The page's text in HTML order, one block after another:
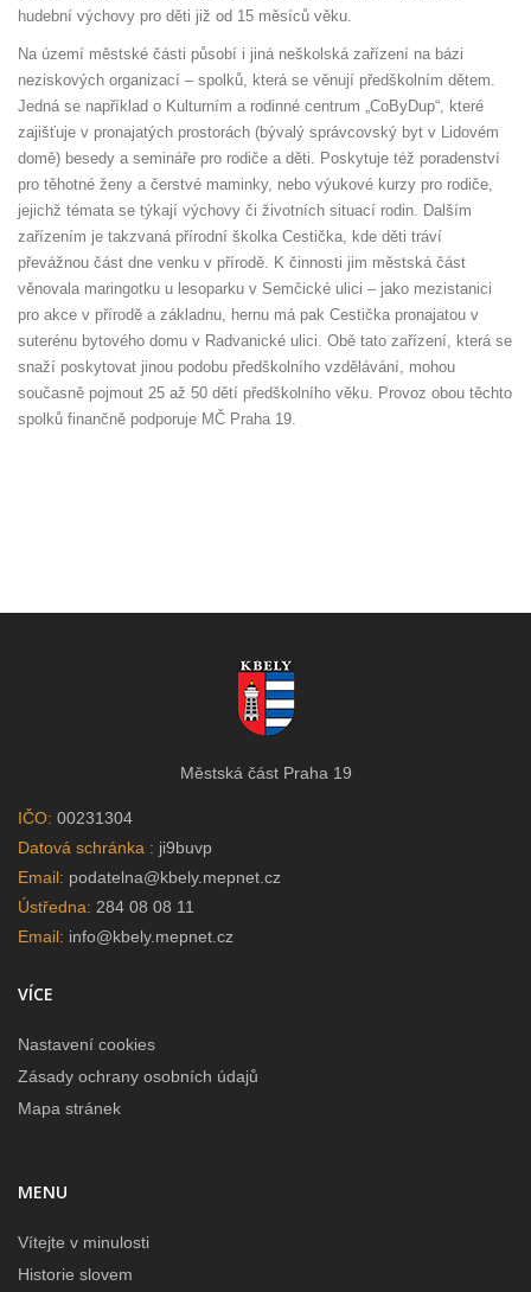
hudební výchovy pro děti již od 15 měsíců věku.
Na území městské části působí i jiná neškolská zařízení na bázi
neziskových organizací – spolků, která se věnují předškolním dětem.
Jedná se například o Kulturním a rodinné centrum „CoByDup“, které
zajišťuje v pronajatých prostorách (bývalý správcovský byt v Lidovém
domě) besedy a semináře pro rodiče a děti. Poskytuje též poradenství
pro těhotné ženy a čerstvé maminky, nebo výukové kurzy pro rodiče,
jejichž témata se týkají výchovy či životních situací rodin. Dalším
zařízením je takzvaná přírodní školka Cestička, kde děti tráví
převážnou část dne venku v přírodě. K činnosti jim městská část
věnovala maringotku u lesoparku v Semčické ulici – jako mezistanici
pro akce v přírodě a základnu, hernu má pak Cestička pronajatou v
suterénu bytového domu v Radvanické ulici. Obě tato zařízení, která se
snaží poskytovat jinou podobu předškolního vzdělávání, mohou
současně pojmout 25 až 50 dětí předškolního věku. Provoz obou těchto
spolků finančně podporuje MČ Praha 19.
Městská část Praha 19
IČO: 00231304
Datová schránka : ji9buvp
Email: podatelna@kbely.mepnet.cz
Ústředna: 284 08 08 11
Email: info@kbely.mepnet.cz
VÍCE
Nastavení cookies
Zásady ochrany osobních údajů
Mapa stránek
MENU
Vítejte v minulosti
Historie slovem